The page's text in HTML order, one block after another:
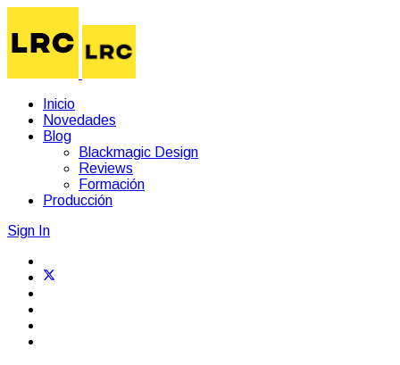
Inicio
Novedades
Blog
Blackmagic Design
Reviews
Formación
Producción
Sign In